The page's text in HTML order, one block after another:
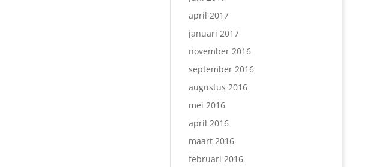
april 2017
januari 2017
november 2016
september 2016
augustus 2016
mei 2016
april 2016
maart 2016
februari 2016